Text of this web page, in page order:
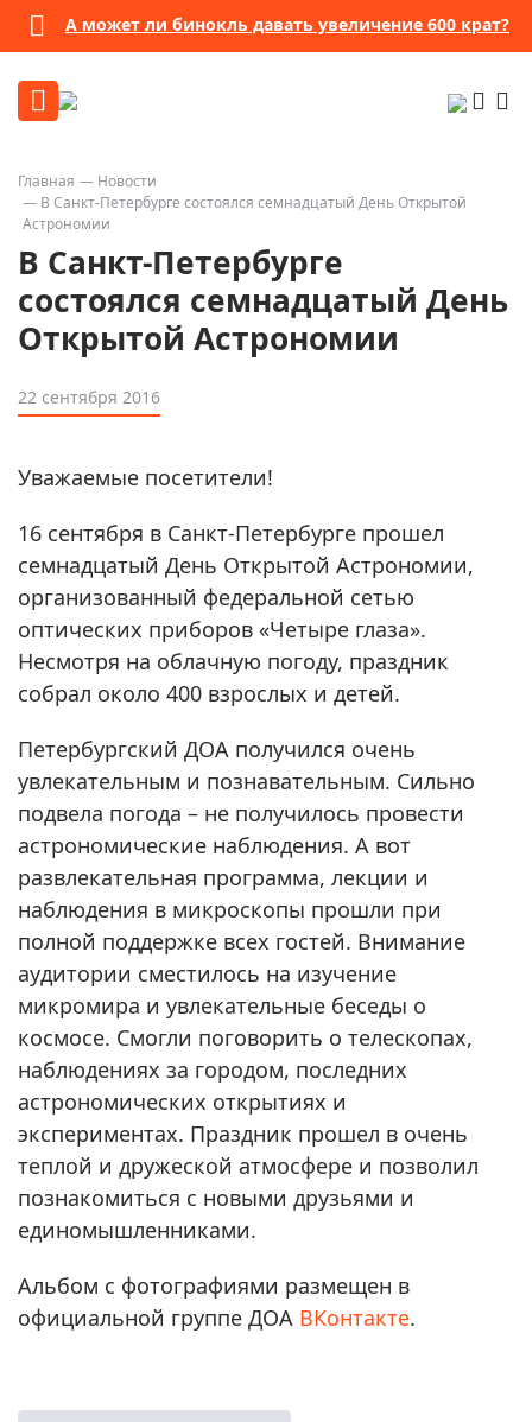
А может ли бинокль давать увеличение 600 крат?
Главная
Новости
В Санкт-Петербурге состоялся семнадцатый День Открытой
Астрономии
В Санкт-Петербурге
состоялся семнадцатый День
Открытой Астрономии
22 сентября 2016
Уважаемые посетители!
16 сентября в Санкт-Петербурге прошел
семнадцатый День Открытой Астрономии,
организованный федеральной сетью
оптических приборов «Четыре глаза».
Несмотря на облачную погоду, праздник
собрал около 400 взрослых и детей.
Петербургский ДОА получился очень
увлекательным и познавательным. Сильно
подвела погода – не получилось провести
астрономические наблюдения. А вот
развлекательная программа, лекции и
наблюдения в микроскопы прошли при
полной поддержке всех гостей. Внимание
аудитории сместилось на изучение
микромира и увлекательные беседы о
космосе. Смогли поговорить о телескопах,
наблюдениях за городом, последних
астрономических открытиях и
экспериментах. Праздник прошел в очень
теплой и дружеской атмосфере и позволил
познакомиться с новыми друзьями и
единомышленниками.
Альбом с фотографиями размещен в
официальной группе ДОА ВКонтакте.